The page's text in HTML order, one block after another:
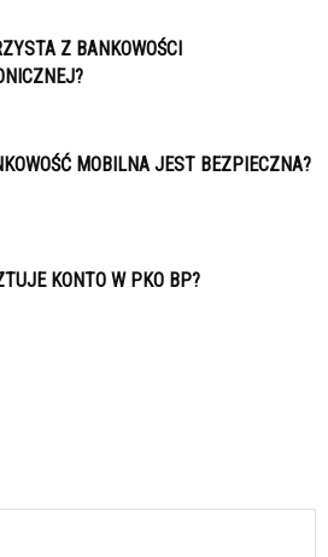
Z BANKOWOŚCI
MOBILNA JEST BEZPIECZNA?
KONTO W PKO BP?